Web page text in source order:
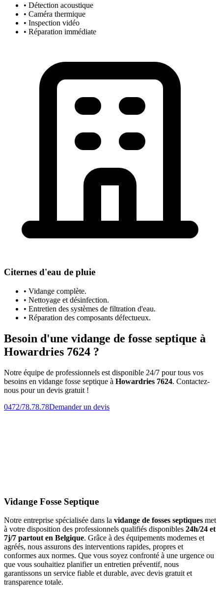
• Détection acoustique
• Caméra thermique
• Inspection vidéo
• Réparation immédiate
Citernes d'eau de pluie
• Vidange complète.
• Nettoyage et désinfection.
• Entretien des systèmes de filtration d'eau.
• Réparation des composants défectueux.
Besoin d'une vidange de fosse septique à
Howardries 7624 ?
Notre équipe de professionnels est disponible 24/7 pour tous vos
besoins en vidange fosse septique à Howardries 7624. Contactez-
nous pour un devis gratuit !
0472/78.78.78Demander un devis
Vidange Fosse Septique
Notre entreprise spécialisée dans la vidange de fosses septiques met
à votre disposition des professionnels qualifiés disponibles 24h/24 et
7j/7 partout en Belgique. Grâce à des équipements modernes et
agréés, nous assurons des interventions rapides, propres et
conformes aux normes. Que vous soyez confronté à une urgence ou
que vous souhaitiez planifier un entretien préventif, nous
garantissons un service fiable et durable, avec devis gratuit et
transparence totale.